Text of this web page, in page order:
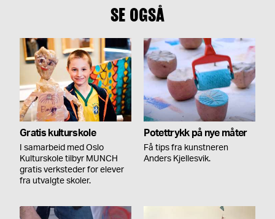
SE OGSÅ
Gratis kulturskole
I samarbeid med Oslo
Kulturskole tilbyr MUNCH
gratis verksteder for elever
fra utvalgte skoler.
Potettrykk på nye måter
Få tips fra kunstneren
Anders Kjellesvik.